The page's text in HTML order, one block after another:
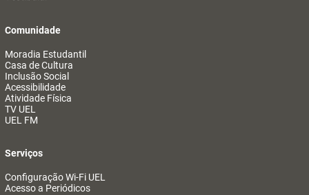
Comunidade
Moradia Estudantil
Casa de Cultura
Inclusão Social
Acessibilidade
Atividade Física
TV UEL
UEL FM
Serviços
Configuração Wi-Fi UEL
Acesso a Periódicos